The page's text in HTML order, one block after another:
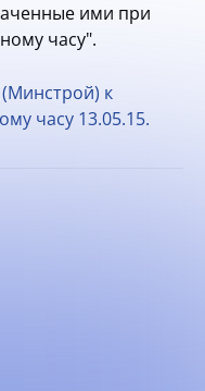
ими при
часу".
к
часу 13.05.15.